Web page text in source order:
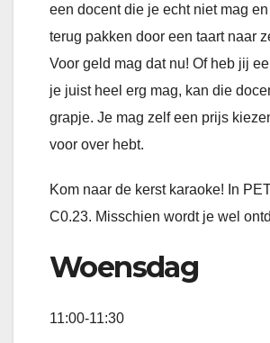
een docent die je echt niet mag
terug pakken door een taart naar
Voor geld mag dat nu! Of heb jij
je juist heel erg mag, kan die
grapje. Je mag zelf een prijs
voor over hebt.
Kom naar de kerst karaoke! In
C0.23. Misschien wordt je wel
Woensdag
11:00-11:30